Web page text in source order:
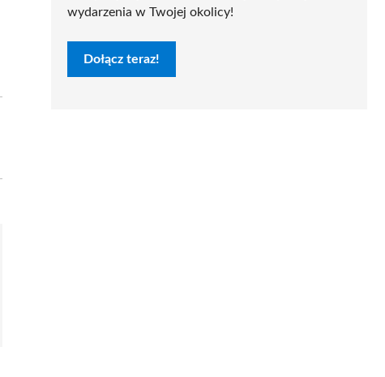
wydarzenia w Twojej okolicy!
Dołącz teraz!